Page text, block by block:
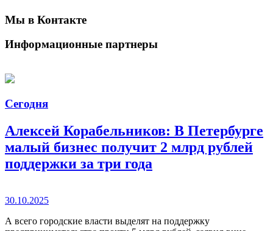
Мы в Контакте
Информационные партнеры
Сегодня
Алексей Корабельников: В Петербурге
малый бизнес получит 2 млрд рублей
поддержки за три года
30.10.2025
А всего городские власти выделят на поддержку